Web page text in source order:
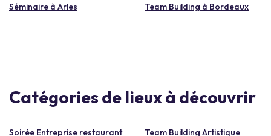
Séminaire à Arles Team Building à Bordeaux
Catégories de lieux à découvrir
Soirée Entreprise restaurant Team Building Artistique